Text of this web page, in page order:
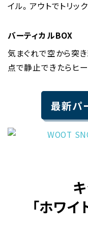
イル。アウトでトリッ
バーティカルBOX
気まぐれで空から突
点で静止できたらヒ
最新パ
「ホワイ